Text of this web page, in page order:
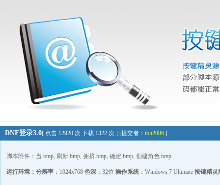
DNF登录3.0[ 点击 12920 次 下载 1322 次 ] [提交者： tbh2006 ]
脚本附件：当.bmp, 刷新.bmp, 拥挤.bmp, 确定.bmp, 创建角色.bmp
运行环境： 分辨率 ：1024x768 色深 ：32位 操作系统 ：Windows 7 Ultimate 按键精灵